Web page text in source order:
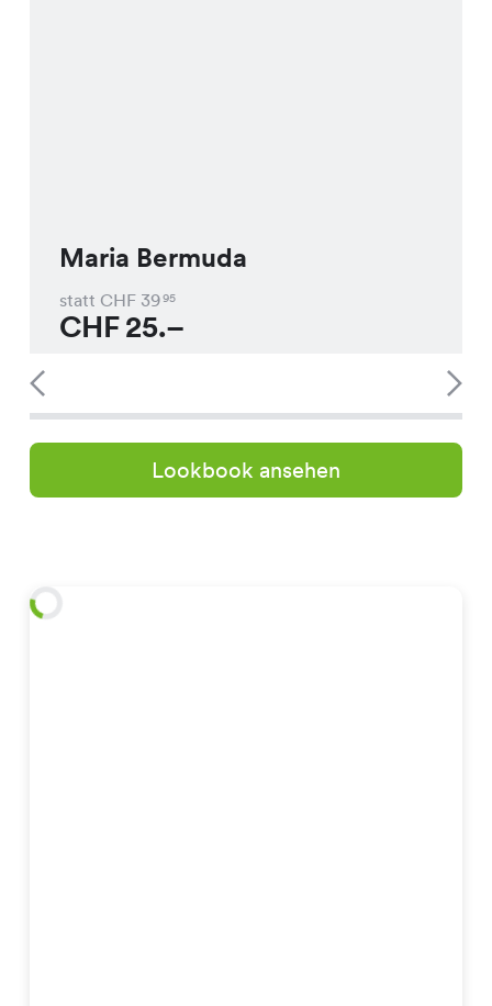
Maria Bermuda
statt CHF 3995
CHF25.–
Lookbook ansehen